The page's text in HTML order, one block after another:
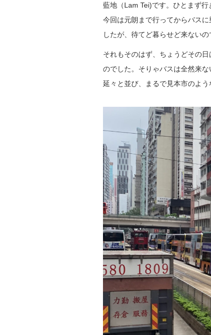
藍地（Lam Tei)です。ひとまず行
今回は元朗まで行ってからバス
したが、待てど暮らせど来ない
それもそのはず、ちょうどその
のでした。そりゃバスは全然来
延々と並び、まるで見本市のよう